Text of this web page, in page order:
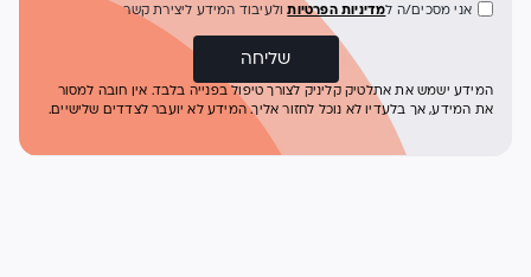
אני מסכים/ה למדיניות הפרטיותולעיבוד המידע ליצירת קשר
שליחה
המידע ישמש את אתלטיק קליניק לצורך טיפול בפנייה בלבד. אין חובה למסור
את המידע, אך בלעדיו לא נוכל לחזור אליך. המידע לא יועבר לצדדים שלישיים.